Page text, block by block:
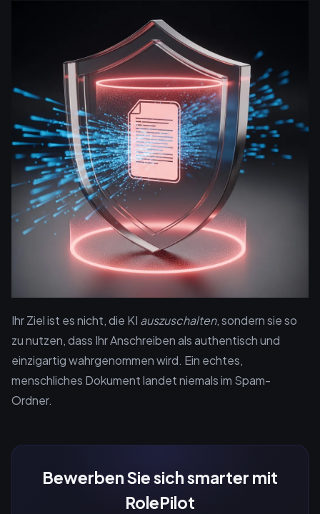
Ihr Ziel ist es nicht, die KI auszuschalten, sondern sie so
zu nutzen, dass Ihr Anschreiben als authentisch und
einzigartig wahrgenommen wird. Ein echtes,
menschliches Dokument landet niemals im Spam-
Ordner.
Bewerben Sie sich smarter mit
RolePilot